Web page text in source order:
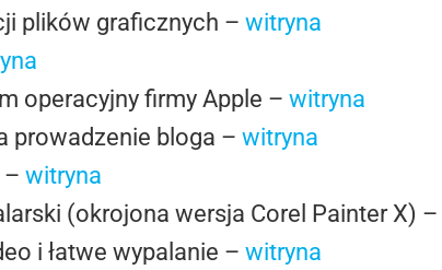
plików graficznych – witryna
operacyjny firmy Apple – witryna
prowadzenie bloga – witryna
– witryna
(okrojona wersja Corel Painter X) –
i łatwe wypalanie – witryna